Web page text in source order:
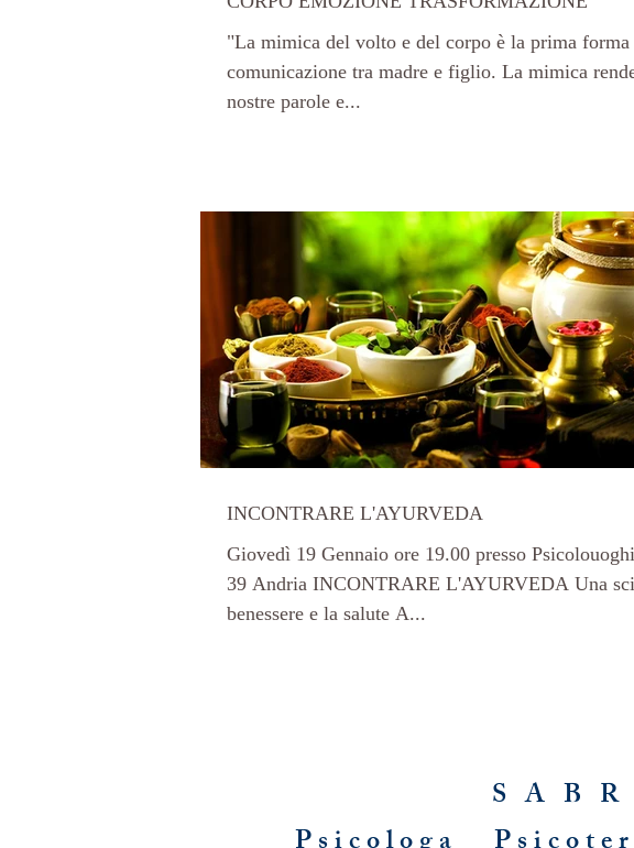
"La mimica del volto e del corpo è la prima
comunicazione tra madre e figlio. La mimica
nostre parole e...
INCONTRARE L'AYURVEDA
Giovedì 19 Gennaio ore 19.00 presso
39 Andria INCONTRARE L'AYURVEDA Una scienza per il
benessere e la salute A...
S A B